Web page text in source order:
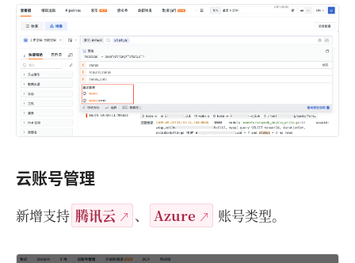
云账号管理
新增支持 腾讯云 、 Azure 账号类型。